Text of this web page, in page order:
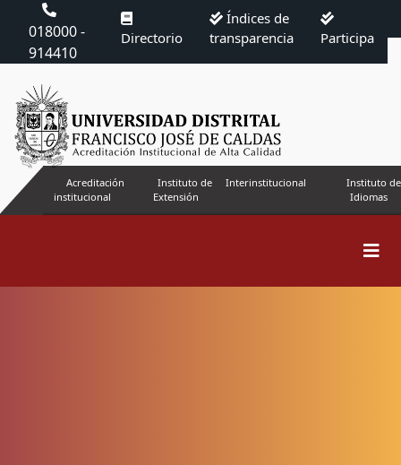
018000 -
914410
Directorio
Índices de
transparencia
Participa
Acreditación
institucional
Instituto de
Extensión
Interinstitucional
Instituto de
Idiomas